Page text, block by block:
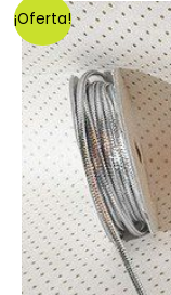
¡Oferta!